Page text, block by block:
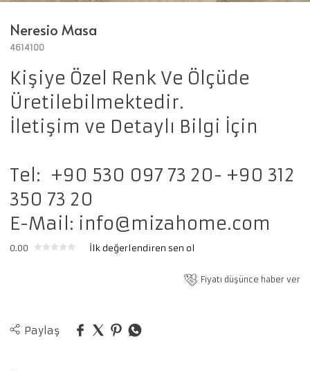
Neresio Masa
4614100
Kişiye Özel Renk Ve Ölçüde
Üretilebilmektedir.
İletişim ve Detaylı Bilgi İçin
Tel: +90 530 097 73 20- +90 312
350 73 20
E-Mail: info@mizahome.com
0.00 İlk değerlendiren sen ol
Fiyatı düşünce haber ver
Paylaş